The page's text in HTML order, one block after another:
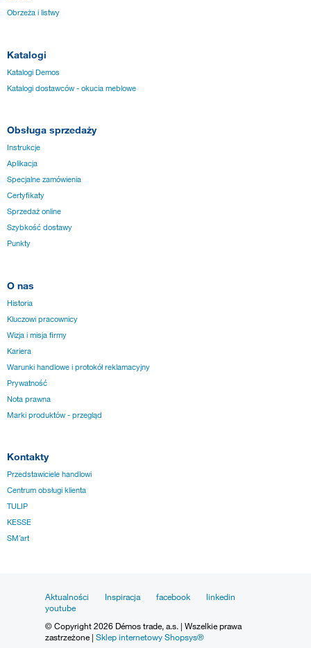
Obrzeża i listwy
Katalogi
Katalogi Demos
Katalogi dostawców - okucia meblowe
Obsługa sprzedaży
Instrukcje
Aplikacja
Specjalne zamówienia
Certyfikaty
Sprzedaż online
Szybkość dostawy
Punkty
O nas
Historia
Kluczowi pracownicy
Wizja i misja firmy
Kariera
Warunki handlowe i protokół reklamacyjny
Prywatność
Nota prawna
Marki produktów - przegląd
Kontakty
Przedstawiciele handlowi
Centrum obsługi klienta
TULIP
KESSE
SM´art
Aktualności Inspiracja facebook
linkedin
youtube
© Copyright 2026 Démos trade, a.s. | Wszelkie prawa
zastrzeżone | Sklep internetowy Shopsys®